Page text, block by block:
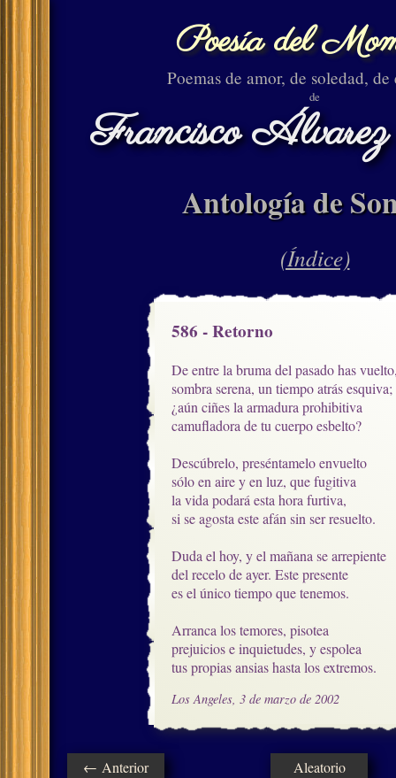
Poesía del
Poemas de amor, de soledad, de
de
Francisco
Antología de
(Índice)
586 - Retorno
De entre la bruma del pasado has
sombra serena, un tiempo atrás esquiva;
¿aún ciñes la armadura prohibitiva
camufladora de tu cuerpo esbelto?
Descúbrelo, preséntamelo envuelto
sólo en aire y en luz, que fugitiva
la vida podará esta hora furtiva,
si se agosta este afán sin ser resuelto.
Duda el hoy, y el mañana se arrepiente
del recelo de ayer. Este presente
es el único tiempo que tenemos.
Arranca los temores, pisotea
prejuicios e inquietudes, y espolea
tus propias ansias hasta los extremos.
Los Angeles, 3 de marzo de 2002
← Anterior Aleatorio